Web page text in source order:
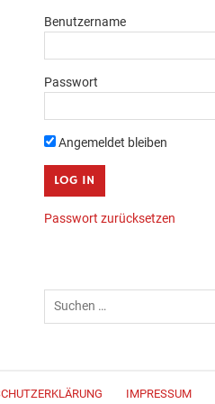
Benutzername
Passwort
Angemeldet bleiben
Passwort zurücksetzen
IMPRESSUM